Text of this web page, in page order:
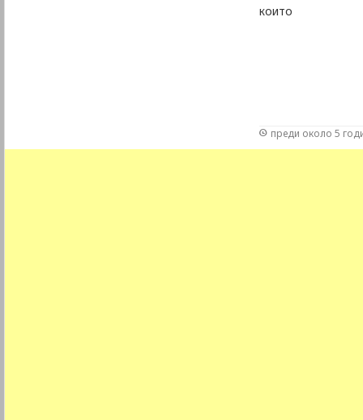
които
преди около 5